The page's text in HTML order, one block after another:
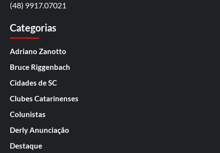
(48) 9917.07021
Categorias
Adriano Zanotto
Bruce Riggenbach
Cidades de SC
Clubes Catarinenses
Colunistas
Derly Anunciação
Destaque